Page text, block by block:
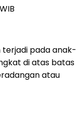
terjadi pada anak-
di atas batas
atau